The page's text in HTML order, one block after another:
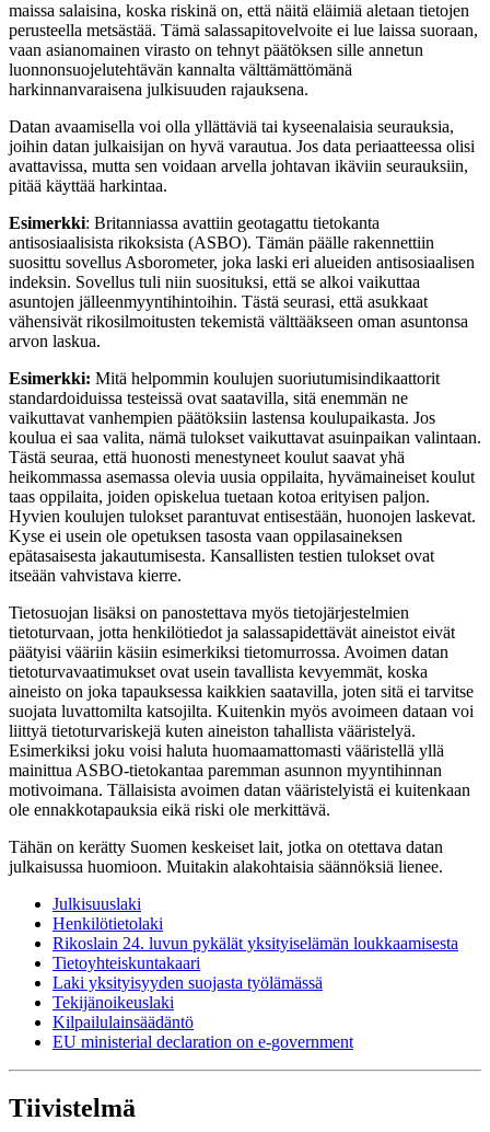
maissa salaisina, koska riskinä on, että näitä eläimiä aletaan tietojen
perusteella metsästää. Tämä salassapitovelvoite ei lue laissa suoraan,
vaan asianomainen virasto on tehnyt päätöksen sille annetun
luonnonsuojelutehtävän kannalta välttämättömänä
harkinnanvaraisena julkisuuden rajauksena.
Datan avaamisella voi olla yllättäviä tai kyseenalaisia seurauksia,
joihin datan julkaisijan on hyvä varautua. Jos data periaatteessa olisi
avattavissa, mutta sen voidaan arvella johtavan ikäviin seurauksiin,
pitää käyttää harkintaa.
Esimerkki: Britanniassa avattiin geotagattu tietokanta
antisosiaalisista rikoksista (ASBO). Tämän päälle rakennettiin
suosittu sovellus Asborometer, joka laski eri alueiden antisosiaalisen
indeksin. Sovellus tuli niin suosituksi, että se alkoi vaikuttaa
asuntojen jälleenmyyntihintoihin. Tästä seurasi, että asukkaat
vähensivät rikosilmoitusten tekemistä välttääkseen oman asuntonsa
arvon laskua.
Esimerkki: Mitä helpommin koulujen suoriutumisindikaattorit
standardoiduissa testeissä ovat saatavilla, sitä enemmän ne
vaikuttavat vanhempien päätöksiin lastensa koulupaikasta. Jos
koulua ei saa valita, nämä tulokset vaikuttavat asuinpaikan valintaan.
Tästä seuraa, että huonosti menestyneet koulut saavat yhä
heikommassa asemassa olevia uusia oppilaita, hyvämaineiset koulut
taas oppilaita, joiden opiskelua tuetaan kotoa erityisen paljon.
Hyvien koulujen tulokset parantuvat entisestään, huonojen laskevat.
Kyse ei usein ole opetuksen tasosta vaan oppilasaineksen
epätasaisesta jakautumisesta. Kansallisten testien tulokset ovat
itseään vahvistava kierre.
Tietosuojan lisäksi on panostettava myös tietojärjestelmien
tietoturvaan, jotta henkilötiedot ja salassapidettävät aineistot eivät
päätyisi vääriin käsiin esimerkiksi tietomurrossa. Avoimen datan
tietoturvavaatimukset ovat usein tavallista kevyemmät, koska
aineisto on joka tapauksessa kaikkien saatavilla, joten sitä ei tarvitse
suojata luvattomilta katsojilta. Kuitenkin myös avoimeen dataan voi
liittyä tietoturvariskejä kuten aineiston tahallista vääristelyä.
Esimerkiksi joku voisi haluta huomaamattomasti vääristellä yllä
mainittua ASBO-tietokantaa paremman asunnon myyntihinnan
motivoimana. Tällaisista avoimen datan vääristelyistä ei kuitenkaan
ole ennakkotapauksia eikä riski ole merkittävä.
Tähän on kerätty Suomen keskeiset lait, jotka on otettava datan
julkaisussa huomioon. Muitakin alakohtaisia säännöksiä lienee.
Julkisuuslaki
Henkilötietolaki
Rikoslain 24. luvun pykälät yksityiselämän loukkaamisesta
Tietoyhteiskuntakaari
Laki yksityisyyden suojasta työlämässä
Tekijänoikeuslaki
Kilpailulainsäädäntö
EU ministerial declaration on e-government
Tiivistelmä